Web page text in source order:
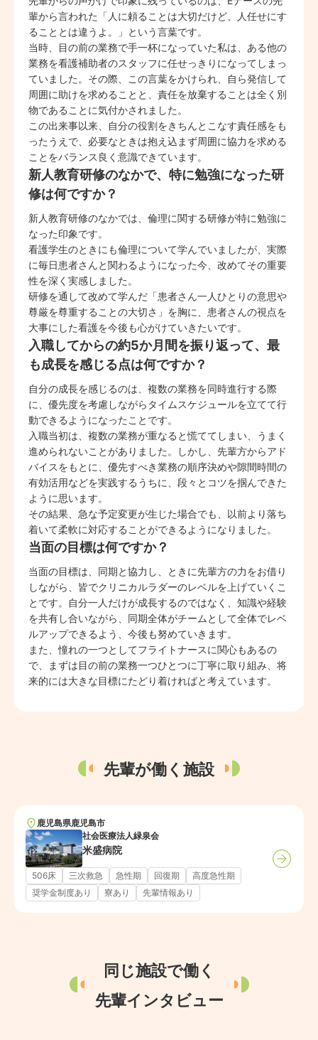
輩から言われた「人に頼ることは大切だけど、人任せにす
ることとは違うよ。」という言葉です。
当時、目の前の業務で手一杯になっていた私は、ある他の
業務を看護補助者のスタッフに任せっきりになってしまっ
ていました。その際、この言葉をかけられ、自ら発信して
周囲に助けを求めることと、責任を放棄することは全く別
物であることに気付かされました。
この出来事以来、自分の役割をきちんとこなす責任感をも
ったうえで、必要なときは抱え込まず周囲に協力を求める
ことをバランス良く意識できています。
新人教育研修のなかで、特に勉強になった研
修は何ですか？
新人教育研修のなかでは、倫理に関する研修が特に勉強に
なった印象です。
看護学生のときにも倫理について学んでいましたが、実際
に毎日患者さんと関わるようになった今、改めてその重要
性を深く実感しました。
研修を通して改めて学んだ「患者さん一人ひとりの意思や
尊厳を尊重することの大切さ」を胸に、患者さんの視点を
大事にした看護を今後も心がけていきたいです。
入職してからの約5か月間を振り返って、最
も成長を感じる点は何ですか？
自分の成長を感じるのは、複数の業務を同時進行する際
に、優先度を考慮しながらタイムスケジュールを立てて行
動できるようになったことです。
入職当初は、複数の業務が重なると慌ててしまい、うまく
進められないことがありました。しかし、先輩方からアド
バイスをもとに、優先すべき業務の順序決めや隙間時間の
有効活用などを実践するうちに、段々とコツを掴んできた
ように思います。
その結果、急な予定変更が生じた場合でも、以前より落ち
着いて柔軟に対応することができるようになりました。
当面の目標は何ですか？
当面の目標は、同期と協力し、ときに先輩方の力をお借り
しながら、皆でクリニカルラダーのレベルを上げていくこ
とです。自分一人だけが成長するのではなく、知識や経験
を共有し合いながら、同期全体がチームとして全体でレベ
ルアップできるよう、今後も努めていきます。
また、憧れの一つとしてフライトナースに関心もあるの
で、まずは目の前の業務一つひとつに丁寧に取り組み、将
来的には大きな目標にたどり着ければと考えています。
先輩が働く施設
鹿児島県鹿児島市
社会医療法人緑泉会
米盛病院
506床 三次救急 急性期 回復期
高度急性期
奨学金制度あり
寮あり 先輩情報あり
同じ施設で働く
先輩インタビュー